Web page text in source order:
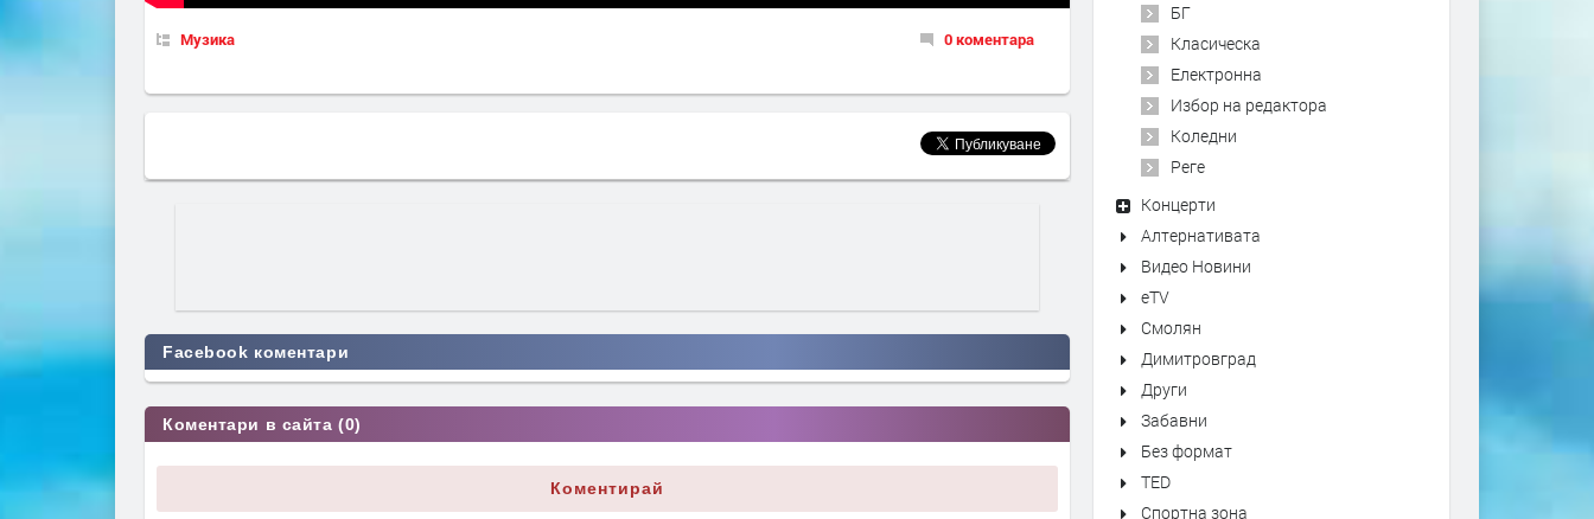
Музика 0 коментара
Facebook коментари
Коментари в сайта (0)
Коментирай
БГ
Класическа
Електронна
Избор на редактора
Коледни
Реге
Концерти
Алтернативата
Видео Новини
eTV
Смолян
Димитровград
Други
Забавни
Без формат
TED
Спортна зона